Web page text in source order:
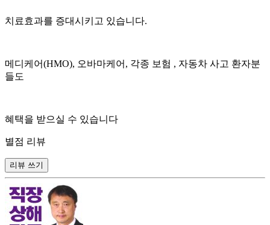
치료효과를 증대시키고 있습니다.
메디케어(HMO), 오바마케어, 각종 보험 , 자동차 사고 환자분
들도
혜택을 받으실 수 있습니다
별점 리뷰
리뷰 쓰기